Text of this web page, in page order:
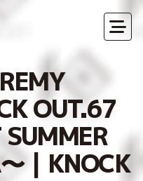
OUT.67
｜KNOCK